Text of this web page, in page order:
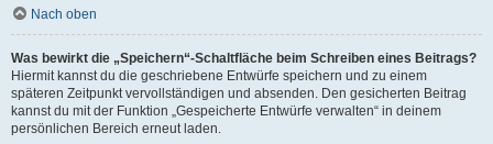
Nach oben
Was bewirkt die „Speichern“-Schaltfläche beim Schreiben eines Beitrags?
Hiermit kannst du die geschriebene Entwürfe speichern und zu einem
späteren Zeitpunkt vervollständigen und absenden. Den gesicherten Beitrag
kannst du mit der Funktion „Gespeicherte Entwürfe verwalten“ in deinem
persönlichen Bereich erneut laden.